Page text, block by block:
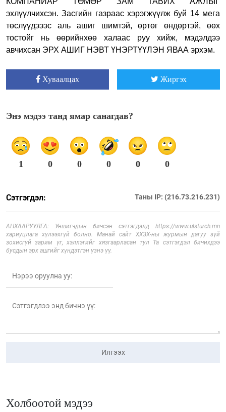
эхлүүлчихсэн. Засгийн газраас хэрэгжүүлж буй 14 мега
төслүүдэээс аль ашиг шимтэй, өртөг өндөртэй, өөх
тостойг нь өөрийнхөө халаас руу хийж, мэдэлдээ
авчихсан ЭРХ АШИГ НЭВТ ҮНЭРТҮҮЛЭН ЯВАА эрхэм.
Хуваалцах Жиргэх
Энэ мэдээ танд ямар санагдав?
1 0 0 0 0 0
Сэтгэгдэл: Таны IP: (216.73.216.231)
АНХААРУУЛГА: Уншигчдын бичсэн сэтгэгдэлд https://www.ulsturch.mn
хариуцлага хүлээхгүй болно. Манай сайт ХХЗХ-ны журмын дагуу зүй
зохисгүй зарим үг, хэллэгийг хязгаарласан тул Та сэтгэгдэл бичихдээ
бусдын эрх ашгийг хүндэтгэн үзнэ үү.
Илгээх
Холбоотой мэдээ